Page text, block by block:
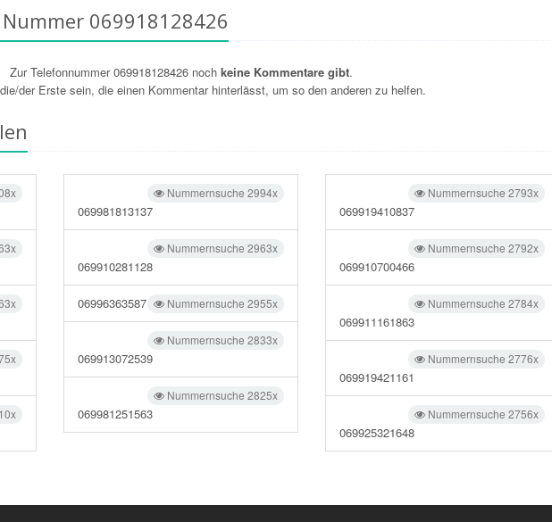
069918128426
Zur Telefonnummer 069918128426 noch keine Kommentare gibt.
der Erste sein, die einen Kommentar hinterlässt, um so den anderen zu helfen.
Nummernsuche 2994x
069981813137
Nummernsuche 2963x
069910281128
Nummernsuche 2955x
06996363587
Nummernsuche 2833x
069913072539
Nummernsuche 2825x
069981251563
Nummernsuche 2793x
069919410837
Nummernsuche 2792x
069910700466
Nummernsuche 2784x
069911161863
Nummernsuche 2776x
069919421161
Nummernsuche 2756x
069925321648